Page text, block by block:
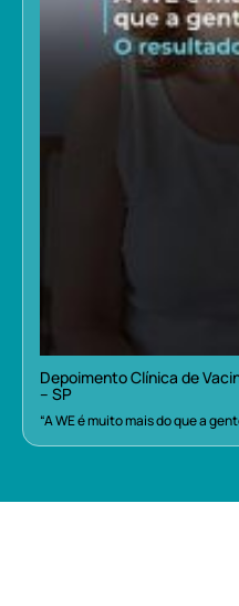
Depoimento Clínica de
– SP
“A WE é muito mais do que a